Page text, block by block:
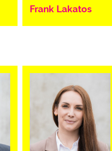
Frank Lakatos